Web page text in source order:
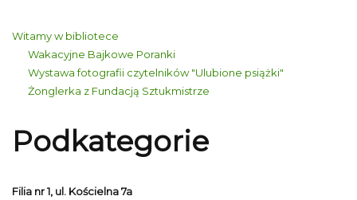
Witamy w bibliotece
Wakacyjne Bajkowe Poranki
Wystawa fotografii czytelników "Ulubione psiążki"
Żonglerka z Fundacją Sztukmistrze
Podkategorie
Filia nr 1, ul. Kościelna 7a